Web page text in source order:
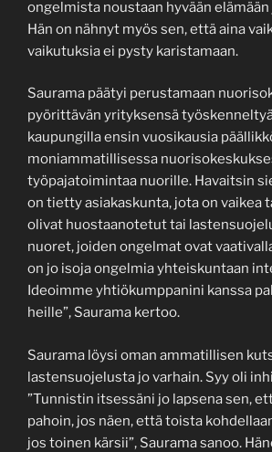
ongelmista noustaan hyvään
Hän on nähnyt myös sen, että aina
vaikutuksia ei pysty karistamaan.
Saurama päätyi perustamaan
pyörittävän yrityksensä
kaupungilla ensin vuosikausia
moniammatillisessa
työpajatoimintaa nuorille. Havaitsin
on tietty asiakaskunta, jota on vaikea
olivat huostaanotetut tai
nuoret, joiden ongelmat ovat
on jo isoja ongelmia yhteiskuntaan
Ideoimme yhtiökumppanini kanssa
heille”, Saurama kertoo.
Saurama löysi oman ammatillisen
lastensuojelusta jo varhain. Syy oli
”Tunnistin itsessäni jo lapsena sen,
pahoin, jos näen, että toista
jos toinen kärsii”, Saurama sanoo.